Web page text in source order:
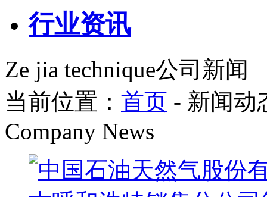
行业资讯
Ze jia technique公司新闻
当前位置： 首页 - 新闻动
Company News